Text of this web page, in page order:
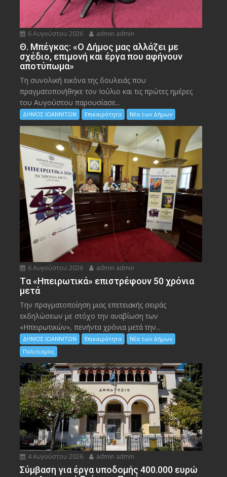
6 Αυγούστου 2026 admin admin
Θ. Μπέγκας: «Ο Δήμος μας αλλάζει με
σχέδιο, επιμονή και έργα που αφήνουν
αποτύπωμα»
Τη συνολική εικόνα της δουλειάς που
πραγματοποιήθηκε τον Ιούλιο και τις πρώτες ημέρες
του Αυγούστου παρουσίασε...
ΔΗΜΟΣ ΙΩΑΝΝΙΤΩΝ Επικαιρότητα Νέα των Δήμων
6 Αυγούστου 2026 admin admin
Tα «Ηπειρωτικά» επιστρέφουν 50 χρόνια
μετά
Την πραγματοποίηση μιας επετειακής σειράς
εκδηλώσεων με στόχο την αναβίωση των
«Ηπειρωτικών», πενήντα χρόνια μετά την...
ΔΗΜΟΣ ΙΩΑΝΝΙΤΩΝ Επικαιρότητα
Νέα των Δήμων
Πολιτισμός
4 Αυγούστου 2026 admin admin
Σύμβαση για έργα υποδομής 400.000 ευρώ